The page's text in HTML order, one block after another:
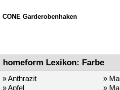
CONE Garderobenhaken
homeform Lexikon: Farbe
» Anthrazit
» Apfel
»
»